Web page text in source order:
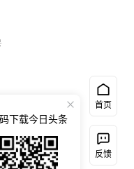
信
首页
反馈
下载今日头条